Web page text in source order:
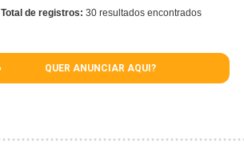
Total de registros: 30 resultados encontrados
QUER ANUNCIAR AQUI?